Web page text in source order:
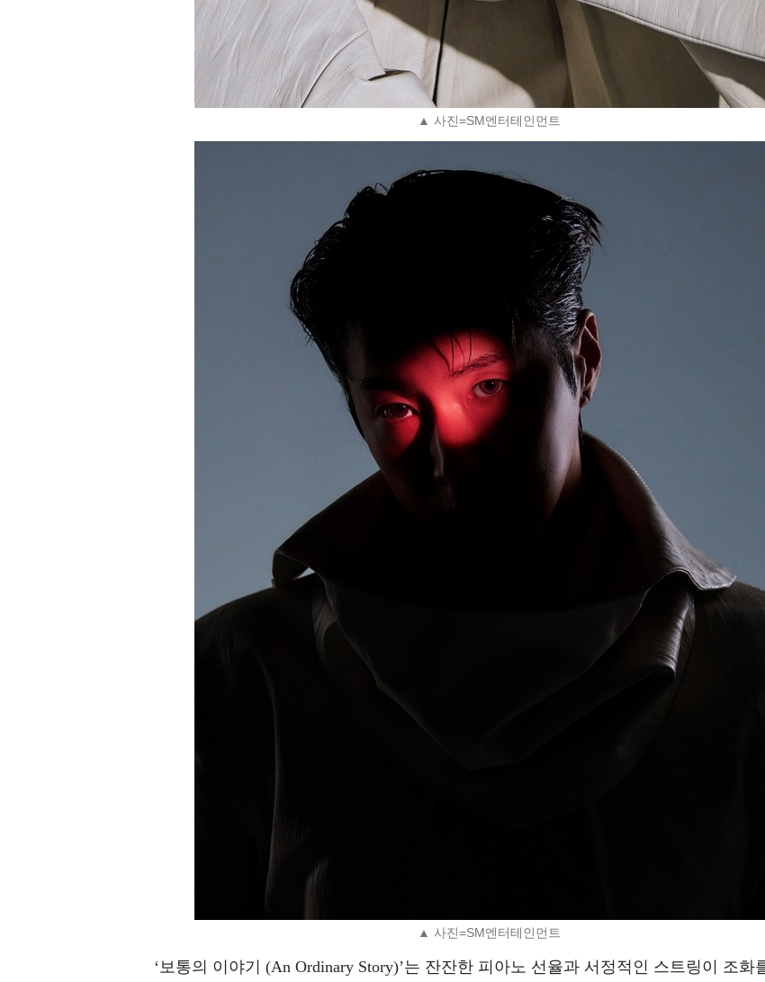
▲ 사진=SM엔터테인먼트
▲ 사진=SM엔터테인먼트
‘보통의 이야기 (An Ordinary Story)’는 잔잔한 피아노 선율과 서정적인 스트링이 조화